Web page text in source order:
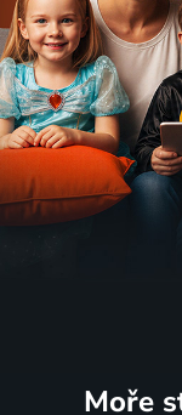
Moře